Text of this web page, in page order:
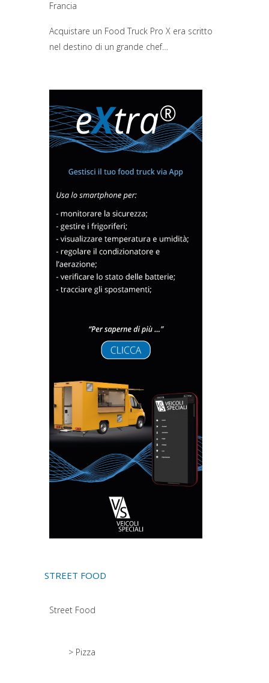
Francia
Acquistare un Food Truck Pro X era scritto
nel destino di un grande chef…
STREET FOOD
Street Food
> Pizza